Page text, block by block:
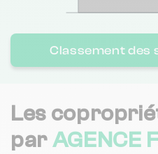
Classement des
Les
parAGENCE